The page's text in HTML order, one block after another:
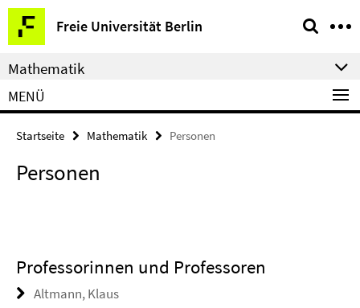
Springe
direkt
zu
Inhalt
Freie Universität Berlin
Service-
Navigation
Mathematik
MENÜ
Startseite Mathematik Personen
Personen
Professorinnen und Professoren
Altmann, Klaus